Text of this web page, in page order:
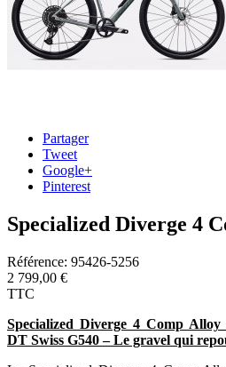
Partager
Tweet
Google+
Pinterest
Specialized Diverge 4
Référence: 95426-5256
2 799,00 €
TTC
Specialized Diverge 4 Comp
DT Swiss G540 – Le gravel qui